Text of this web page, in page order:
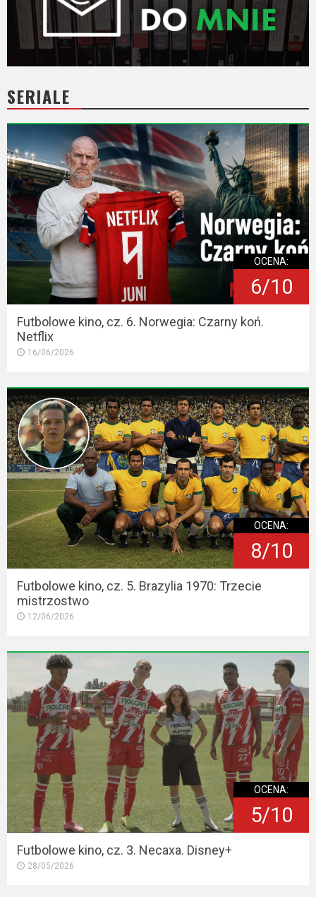
SERIALE
OCENA:
6/10
Futbolowe kino, cz. 6. Norwegia: Czarny koń.
Netflix
16/06/2026
OCENA:
8/10
Futbolowe kino, cz. 5. Brazylia 1970: Trzecie
mistrzostwo
12/06/2026
OCENA:
5/10
Futbolowe kino, cz. 3. Necaxa. Disney+
28/05/2026